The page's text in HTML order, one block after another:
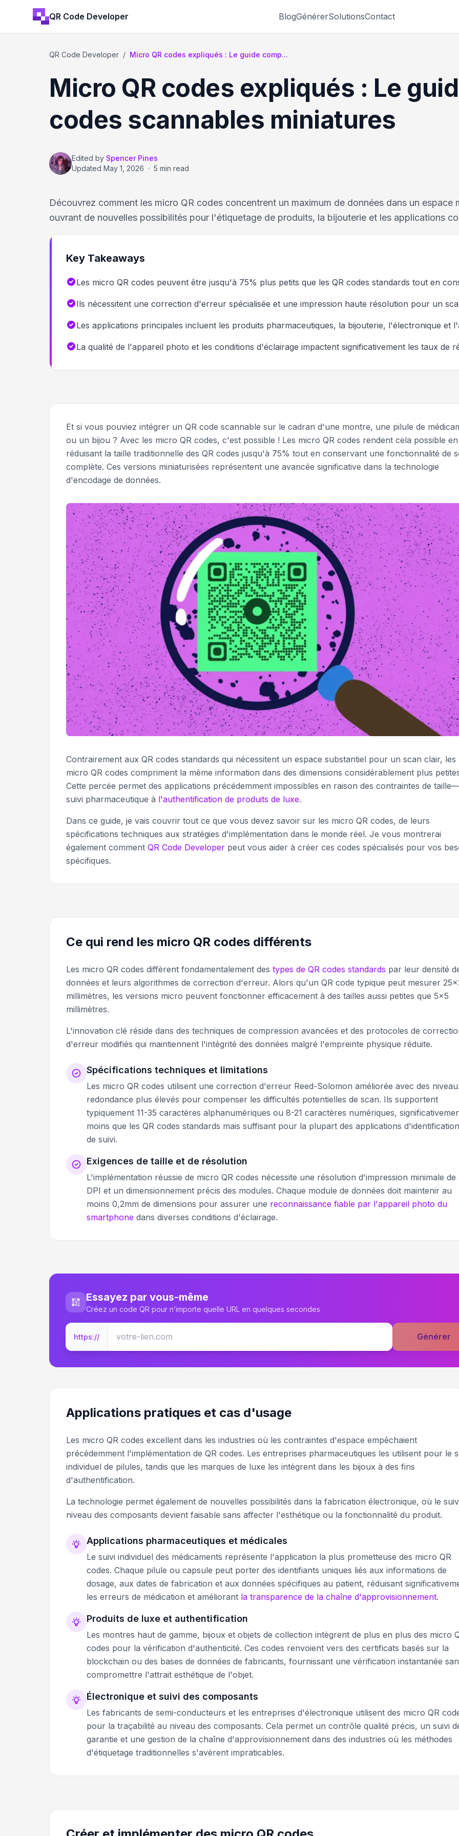
QR Code Developer BlogGénérerSolutionsContact
QR Code Developer / Micro QR codes expliqués : Le guide comp...
Micro QR codes expliqués : Le
codes scannables miniatures
Edited by Spencer Pines
Updated May 1, 2026 · 5 min read
Découvrez comment les micro QR codes concentrent un maximum de données dans un espace
ouvrant de nouvelles possibilités pour l'étiquetage de produits, la bijouterie et les applications
Key Takeaways
Les micro QR codes peuvent être jusqu'à 75% plus petits que les QR codes standards tout en
Ils nécessitent une correction d'erreur spécialisée et une impression haute résolution pour un
Les applications principales incluent les produits pharmaceutiques, la bijouterie, l'électronique et
La qualité de l'appareil photo et les conditions d'éclairage impactent significativement les taux de
Et si vous pouviez intégrer un QR code scannable sur le cadran d'une montre, une pilule de
ou un bijou ? Avec les micro QR codes, c'est possible ! Les micro QR codes rendent cela possible en
réduisant la taille traditionnelle des QR codes jusqu'à 75% tout en conservant une fonctionnalité de
complète. Ces versions miniaturisées représentent une avancée significative dans la technologie
d'encodage de données.
Contrairement aux QR codes standards qui nécessitent un espace substantiel pour un scan clair, les
micro QR codes compriment la même information dans des dimensions considérablement plus
Cette percée permet des applications précédemment impossibles en raison des contraintes de
suivi pharmaceutique à l'authentification de produits de luxe.
Dans ce guide, je vais couvrir tout ce que vous devez savoir sur les micro QR codes, de leurs
spécifications techniques aux stratégies d'implémentation dans le monde réel. Je vous montrerai
également comment QR Code Developer peut vous aider à créer ces codes spécialisés pour vos
spécifiques.
Ce qui rend les micro QR codes différents
Les micro QR codes diffèrent fondamentalement des types de QR codes standards par leur densité
données et leurs algorithmes de correction d'erreur. Alors qu'un QR code typique peut mesurer
millimètres, les versions micro peuvent fonctionner efficacement à des tailles aussi petites que 5x5
millimètres.
L'innovation clé réside dans des techniques de compression avancées et des protocoles de
d'erreur modifiés qui maintiennent l'intégrité des données malgré l'empreinte physique réduite.
Spécifications techniques et limitations
Les micro QR codes utilisent une correction d'erreur Reed-Solomon améliorée avec des
redondance plus élevés pour compenser les difficultés potentielles de scan. Ils supportent
typiquement 11-35 caractères alphanumériques ou 8-21 caractères numériques,
moins que les QR codes standards mais suffisant pour la plupart des applications
de suivi.
Exigences de taille et de résolution
L'implémentation réussie de micro QR codes nécessite une résolution d'impression minimale de
DPI et un dimensionnement précis des modules. Chaque module de données doit maintenir au
moins 0,2mm de dimensions pour assurer une reconnaissance fiable par l'appareil photo du
smartphone dans diverses conditions d'éclairage.
Essayez par vous-même
Créez un code QR pour n’importe quelle URL en quelques secondes
https:// Générer
Applications pratiques et cas d'usage
Les micro QR codes excellent dans les industries où les contraintes d'espace empêchaient
précédemment l'implémentation de QR codes. Les entreprises pharmaceutiques les utilisent pour le
individuel de pilules, tandis que les marques de luxe les intègrent dans les bijoux à des fins
d'authentification.
La technologie permet également de nouvelles possibilités dans la fabrication électronique, où le
niveau des composants devient faisable sans affecter l'esthétique ou la fonctionnalité du produit.
Applications pharmaceutiques et médicales
Le suivi individuel des médicaments représente l'application la plus prometteuse des micro QR
codes. Chaque pilule ou capsule peut porter des identifiants uniques liés aux informations de
dosage, aux dates de fabrication et aux données spécifiques au patient, réduisant
les erreurs de médication et améliorant la transparence de la chaîne d'approvisionnement.
Produits de luxe et authentification
Les montres haut de gamme, bijoux et objets de collection intègrent de plus en plus des micro
codes pour la vérification d'authenticité. Ces codes renvoient vers des certificats basés sur la
blockchain ou des bases de données de fabricants, fournissant une vérification instantanée
compromettre l'attrait esthétique de l'objet.
Électronique et suivi des composants
Les fabricants de semi-conducteurs et les entreprises d'électronique utilisent des micro QR
pour la traçabilité au niveau des composants. Cela permet un contrôle qualité précis, un suivi
garantie et une gestion de la chaîne d'approvisionnement dans des industries où les méthodes
d'étiquetage traditionnelles s'avèrent impraticables.